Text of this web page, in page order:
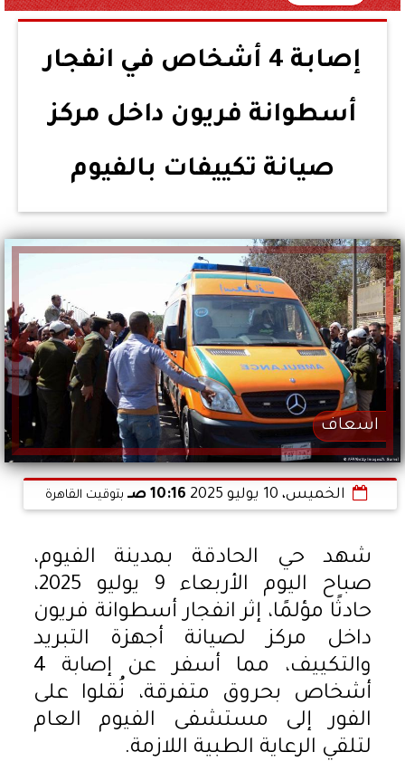
إصابة 4 أشخاص في انفجار
أسطوانة فريون داخل مركز
صيانة تكييفات بالفيوم
اسعاف
الخميس، 10 يوليو 2025 10:16 صـ بتوقيت القاهرة
شهد حي الحادقة بمدينة الفيوم،
صباح اليوم الأربعاء 9 يوليو 2025،
حادثًا مؤلمًا، إثر انفجار أسطوانة فريون
داخل مركز لصيانة أجهزة التبريد
والتكييف، مما أسفر عن إصابة 4
أشخاص بحروق متفرقة، نُقلوا على
الفور إلى مستشفى الفيوم العام
لتلقي الرعاية الطبية اللازمة.